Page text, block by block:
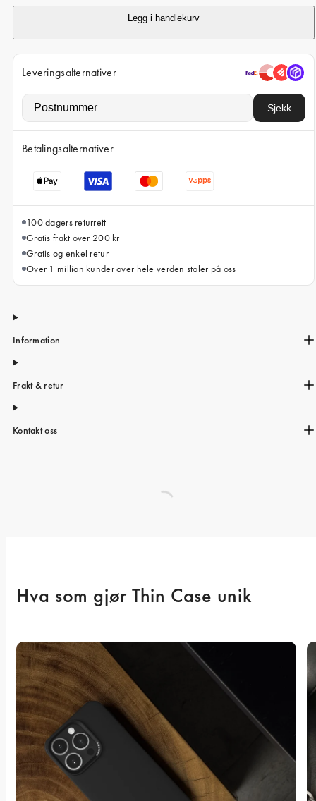
iPhone 14 Pro
iPhone 14
iPhone 13 Pro
iPhone 13
Alle telefonmodeller
Legg i handlekurv
Leveringsalternativer
Sjekk
Betalingsalternativer
100 dagers returrett
Gratis frakt over 200 kr
Gratis og enkel retur
Over 1 million kunder over hele verden stoler på oss
Information
Frakt & retur
Kontakt oss
Hva som gjør Thin Case unik